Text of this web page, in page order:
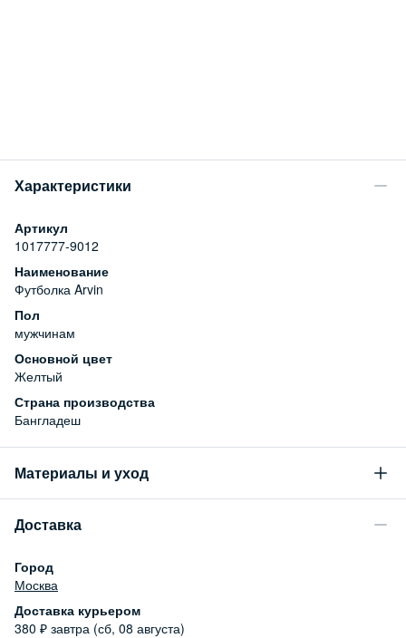
Характеристики
Артикул
1017777-9012
Наименование
Футболка Arvin
Пол
мужчинам
Основной цвет
Желтый
Страна производства
Бангладеш
Материалы и уход
100% хлопок
Бережная стирка при температуре не более 30С, химчистка
запрещена, отбеливание запрещено, машинная сушка
запрещена
Доставка
Город
Москва
Доставка курьером
380 ₽ завтра (сб, 08 августа)